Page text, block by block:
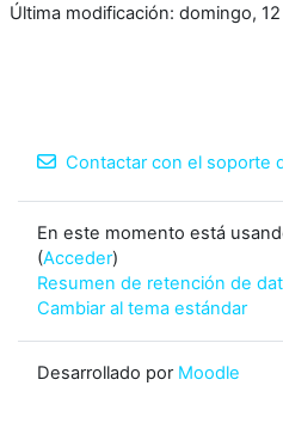
Última modificación: domingo,
Contactar con el soporte
En este momento está
(Acceder)
Resumen de retención de
Cambiar al tema estándar
Desarrollado por Moodle